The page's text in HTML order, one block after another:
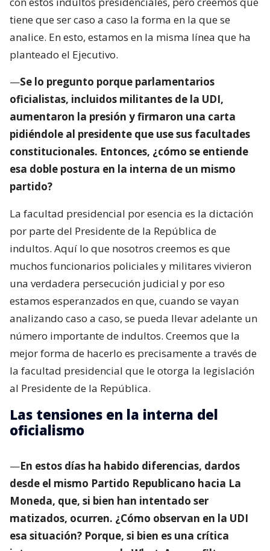
tiene que ser caso a caso la forma en la que se
analice. En esto, estamos en la misma línea que ha
planteado el Ejecutivo.
—Se lo pregunto porque parlamentarios
oficialistas, incluidos militantes de la UDI,
aumentaron la presión y firmaron una carta
pidiéndole al presidente que use sus facultades
constitucionales. Entonces, ¿cómo se entiende
esa doble postura en la interna de un mismo
partido?
La facultad presidencial por esencia es la dictación
por parte del Presidente de la República de
indultos. Aquí lo que nosotros creemos es que
muchos funcionarios policiales y militares vivieron
una verdadera persecución judicial y por eso
estamos esperanzados en que, cuando se vayan
analizando caso a caso, se pueda llevar adelante un
número importante de indultos. Creemos que la
mejor forma de hacerlo es precisamente a través de
la facultad presidencial que le otorga la legislación
al Presidente de la República.
Las tensiones en la interna del
oficialismo
—En estos días ha habido diferencias, dardos
desde el mismo Partido Republicano hacia La
Moneda, que, si bien han intentado ser
matizados, ocurren. ¿Cómo observan en la UDI
esa situación? Porque, si bien es una crítica